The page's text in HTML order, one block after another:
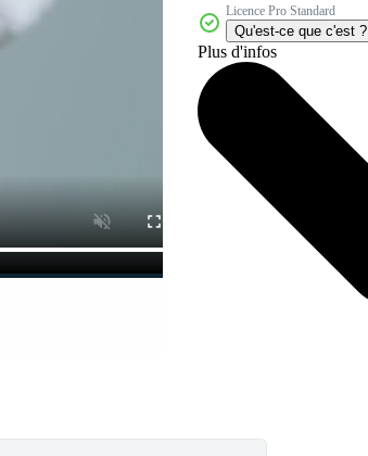
Licence Pro Standard
Qu'est-ce que c'est ?
Plus d'infos